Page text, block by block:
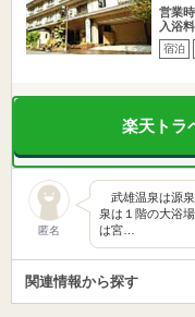
営業
入浴
宿泊
楽天トラ
匿名
武雄温泉は源泉
泉は１階の大浴
は宮…
関連情報から探す